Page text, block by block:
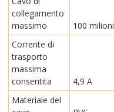
collegamento
massimo
100 milioni
Corrente di
trasporto
massima
consentita
4,9 A
Materiale del